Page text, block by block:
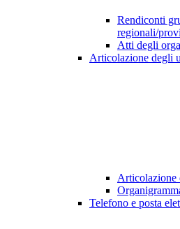
Rendiconti
regionali/
Atti degli
Articolazione degli
Telefono e posta